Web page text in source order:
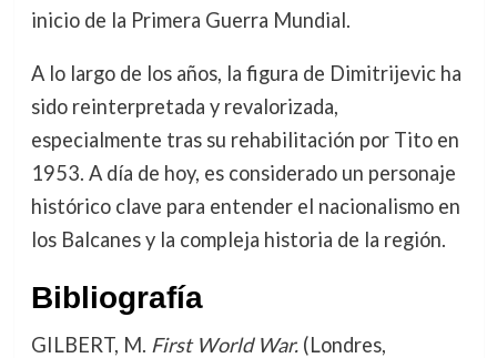
inicio de la Primera Guerra Mundial.
A lo largo de los años, la figura de Dimitrijevic ha
sido reinterpretada y revalorizada,
especialmente tras su rehabilitación por Tito en
1953. A día de hoy, es considerado un personaje
histórico clave para entender el nacionalismo en
los Balcanes y la compleja historia de la región.
Bibliografía
GILBERT, M. First World War.(Londres,